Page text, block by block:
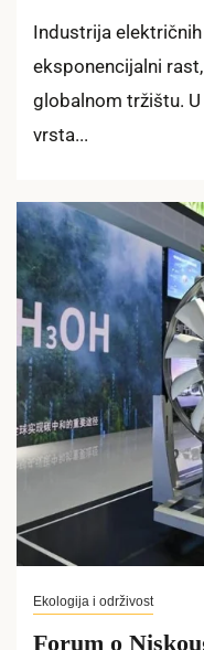
Industrija
eksponencijalni
globalnom tržištu.
vrsta...
Ekologija i održivost
Forum o